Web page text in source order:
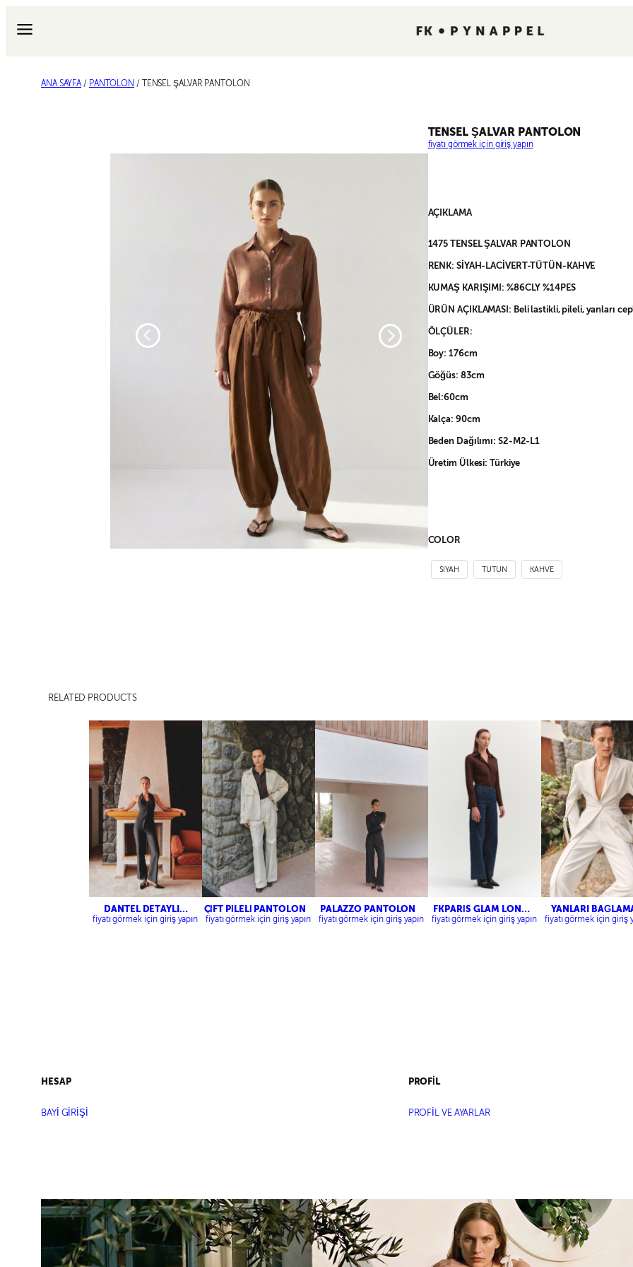
geç
ANA SAYFA / PANTOLON / TENSEL ŞALVAR PANTOLON
TENSEL ŞALVAR PANTOLON
fiyatı görmek için giriş yapın
AÇIKLAMA
1475 TENSEL ŞALVAR PANTOLON
RENK: SİYAH-LACİVERT-TÜTÜN-KAHVE
KUMAŞ KARIŞIMI: %86CLY %14PES
ÜRÜN AÇIKLAMASI: Beli lastikli, pileli, yanları
ÖLÇÜLER:
Boy: 176cm
Göğüs: 83cm
Bel:60cm
Kalça: 90cm
Beden Dağılımı: S2-M2-L1
Üretim Ülkesi: Türkiye
COLOR
SIYAH TUTUN KAHVE
RELATED PRODUCTS
DANTEL DETAYLI
YELEK-PAÇASI
YIRTMAÇLI FİT
fiyatı görmek için giriş yapın
ÇİFT PİLELİ PANTOLON
fiyatı görmek için giriş yapın
PALAZZO PANTOLON
fiyatı görmek için giriş yapın
FKPARİS GLAM LONG
JEAN
fiyatı görmek için giriş yapın
YANLARI
DETAYLI
CEKET-NERVÜR
fiyatı görmek için giriş
HESAP
BAYİ GİRİŞİ
PROFİL
PROFİL VE AYARLAR